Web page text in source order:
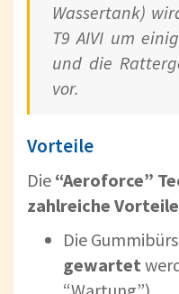
Wassertank)
T9 AIVI um
und die
vor.
Vorteile
Die “Aeroforce”
zahlreiche Vorteile
Die
gewartet